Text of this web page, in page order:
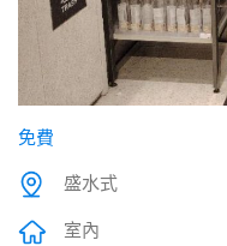
免費
盛水式
室內